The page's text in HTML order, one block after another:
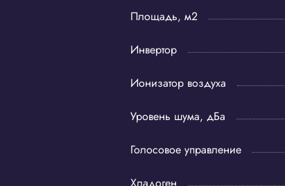
Площадь, м2
Инвертор
Ионизатор воздуха
Уровень шума, дБа
Голосовое управление
Хладоген